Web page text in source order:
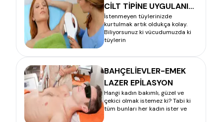
CİLT TİPİNE UYGULANIR
MI?
İstenmeyen tüylerinizde
kurtulmak artık oldukça kolay.
Biliyorsunuz ki vücudumuzda ki
tüylerin
BAHÇELİEVLER-EMEK
LAZER EPİLASYON
Hangi kadın bakımlı, güzel ve
çekici olmak istemez ki? Tabi ki
tüm bunları her kadın ister ve